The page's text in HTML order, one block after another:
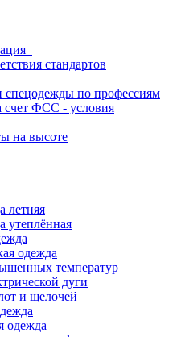
стандартов
по профессиям
счет ФСС - условия
на высоте
летняя
утеплённая
одежда
температур
дуги
и щелочей
одежда